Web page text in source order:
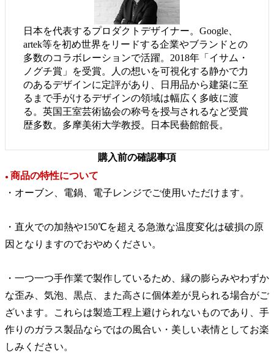
日本を代表するプロダクトデザイナー。Google、
artek等を初め世界をリードする企業やブランドとの
多数のコラボレーションで活躍。2018年「イサム・
ノグチ賞」を受賞。人の想いを可視化する静かで力
のあるデザインに定評があり、日用品から建築に至
るまで手がけるデザインの領域は幅広く多岐に渡
る。英国王室芸術協会の称号を授与されるなど受賞
歴多数。多摩美術大学教授。日本民藝館館長。
購入前の確認事項
● 商品の特性について
・オーブン、電鍋、電子レンジでご使用いただけます。
・直火での加熱や150℃を超える急激な温度変化は破損の原
因となりますのでおやめください。
・一つ一つ手作業で製作しているため、縁の膨らみやわずか
な歪み、気泡、黒点、また高さに個体差が見られる場合がご
ざいます。これらは製造工程上避けられないものであり、手
作りのガラス製品ならではの風合い・美しい表情としてお楽
しみください。